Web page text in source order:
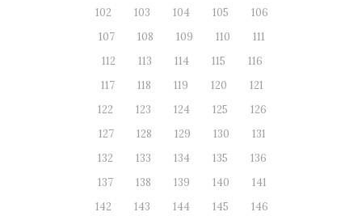
102
103 104 105
106
107
108 109 110
111
112
113 114 115
116
117
118 119 120
121
122
123 124 125
126
127
128 129 130
131
132
133 134 135
136
137
138 139 140
141
142
143 144 145
146